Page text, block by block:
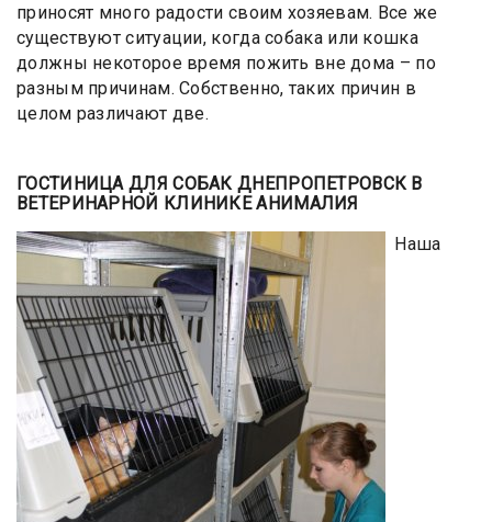
приносят много радости своим хозяевам. Все же
существуют ситуации, когда собака или кошка
должны некоторое время пожить вне дома – по
разным причинам. Собственно, таких причин в
целом различают две.
ГОСТИНИЦА ДЛЯ СОБАК ДНЕПРОПЕТРОВСК В
ВЕТЕРИНАРНОЙ КЛИНИКЕ АНИМАЛИЯ
Наша